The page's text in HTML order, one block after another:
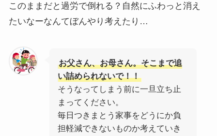
このままだと過労で倒れる？自然にふわっと消え
たいなーなんてぼんやり考えたり…
お父さん、お母さん。そこまで追
い詰められないで！！
そうなってしまう前に一旦立ち止
まってください。
毎日つきまとう家事をどうにか負
担軽減できないものか考えていき